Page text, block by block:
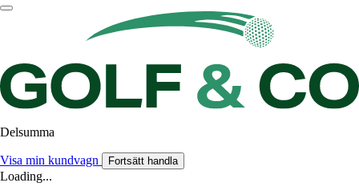
Delsumma
Visa min kundvagn Fortsätt handla
Loading...